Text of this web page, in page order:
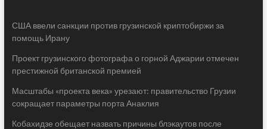
США ввели санкции против грузинской криптобиржи за
помощь Ирану
Проект грузинского фотографа о горной Аджарии отмечен
престижной британской премией
Масштабы «проекта века» урезают: правительство Грузии
сокращает параметры порта Анаклия
Кобахидзе обещает назвать причины блэкаутов после